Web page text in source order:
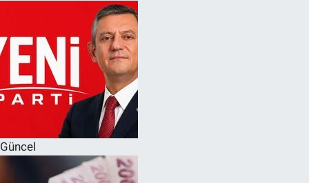
Güncel